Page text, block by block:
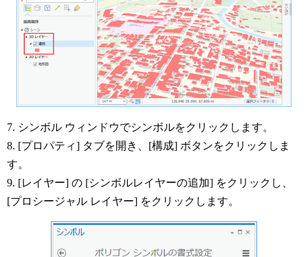
7. シンボル ウィンドウでシンボルをクリックします。
8. [プロパティ] タブを開き、[構成] ボタンをクリックしま
す。
9. [レイヤー] の [シンボルレイヤーの追加] をクリックし、
[プロシージャル レイヤー] をクリックします。